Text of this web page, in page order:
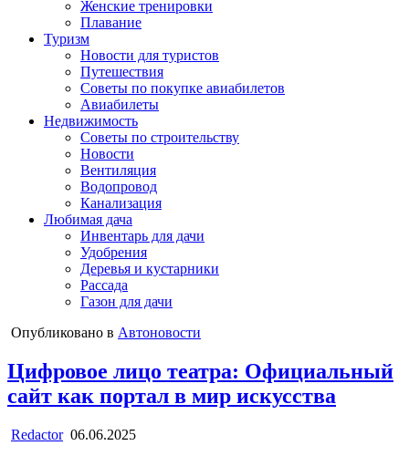
Женские тренировки
Плавание
Туризм
Новости для туристов
Путешествия
Советы по покупке авиабилетов
Авиабилеты
Недвижимость
Советы по строительству
Новости
Вентиляция
Водопровод
Канализация
Любимая дача
Инвентарь для дачи
Удобрения
Деревья и кустарники
Рассада
Газон для дачи
Опубликовано в Автоновости
Цифровое лицо театра: Официальный
сайт как портал в мир искусства
Redactor 06.06.2025